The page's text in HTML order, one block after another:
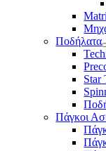
Ποδήλατα
Star
Πάγκοι